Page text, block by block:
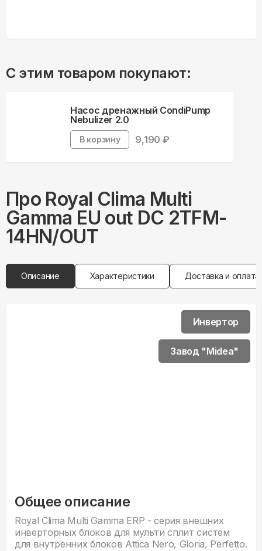
С этим товаром покупают:
Насос дренажный CondiPump
Nebulizer 2.0
В корзину 9,190 ₽
Про Royal Clima Multi
Gamma EU out DC 2TFM-
14HN/OUT
Описание Характеристики Доставка и оплата
Общее описание
Royal Clima Multi Gamma ERP - серия внешних
инверторных блоков для мульти сплит систем
для внутренних блоков Attica Nero, Gloria, Perfetto.
Инвертор
Завод "Midea"